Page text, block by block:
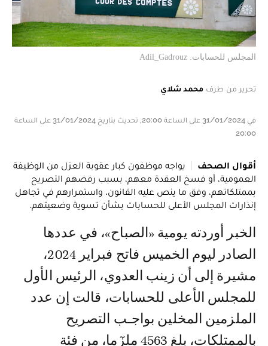
المجلس للحسابات. Adil_Gadrouz
تحرير من طرف محمد شلاي
في 31/01/2024 على الساعة 20:00, تحديث بتاريخ 31/01/2024 على الساعة
20:00
أقوال الصحف
يواجه موظفون كبار عقوبة العزل من الوظيفة
العمومية، أو فسخ العقدة معهم، بسبب رفضهم التصريح
بممتلكاتهم، وفق ما ينص عليه القانون، واستمرارهم في تجاهل
إنذارات المجلس الأعلى للحسابات بشأن تسوية وضعيتهم.
الخبر أوردته يومية «الصباح»، في عددها
الصادر ليوم الخميس فاتح فبراير 2024،
مشيرة إلى أن زينب العدوي، الرئيس الأول
للمجلس الأعلى للحسابات، قالت إن عدد
الملزمين المخلين بواجـب التصريح
بالممتلكات، بلغ 4563 ملزٓما، من فئة